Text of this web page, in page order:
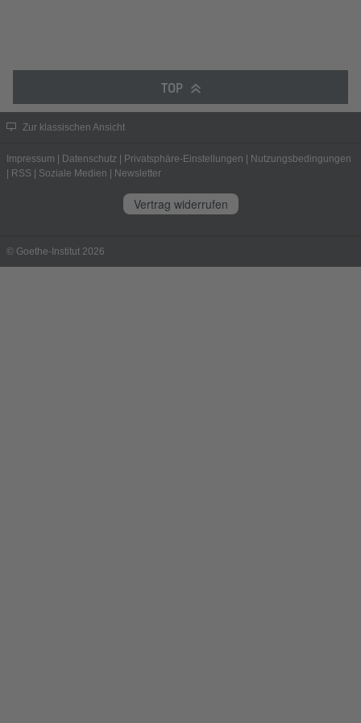
TOP
Zur klassischen Ansicht
Impressum Datenschutz Privatsphäre-Einstellungen
Nutzungsbedingungen
RSS Soziale Medien Newsletter
Vertrag widerrufen
© Goethe-Institut 2026